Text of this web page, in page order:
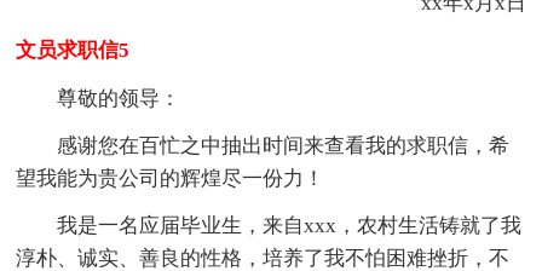
文员求职信5
尊敬的领导：
感谢您在百忙之中抽出时间来查看我的求职信，希
望我能为贵公司的辉煌尽一份力！
我是一名应届毕业生，来自xxx，农村生活铸就了我
淳朴、诚实、善良的性格，培养了我不怕困难挫折，不